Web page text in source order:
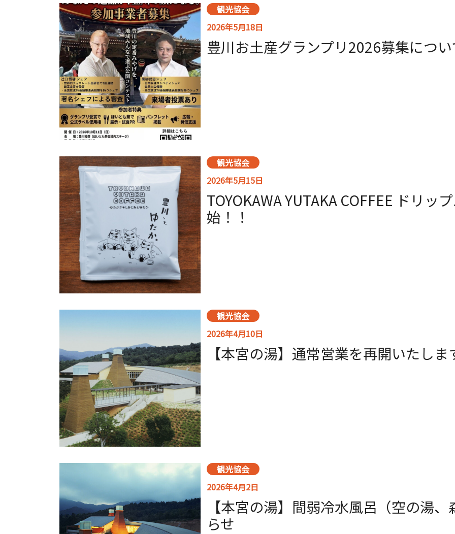
観光協会
2026年5月18日
豊川お土産グランプリ2026募集につ
観光協会
2026年5月15日
TOYOKAWA YUTAKA COFFEE ドリッ
始！！
観光協会
2026年4月10日
【本宮の湯】通常営業を再開いたしま
観光協会
2026年4月2日
【本宮の湯】間弱冷水風呂（空の湯
らせ